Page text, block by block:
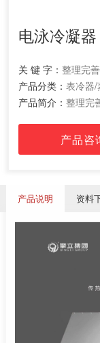
电泳冷凝器
关 键 字： 整理完
产品分类： 表冷器/
产品简介： 整理完
产品咨
产品说明 资料